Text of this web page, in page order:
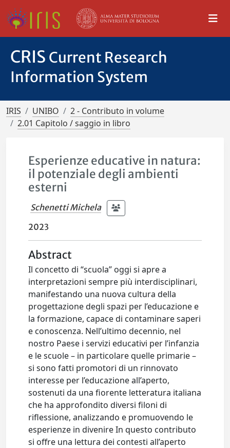
CRIS Current Research
Information System
IRIS UNIBO
2 - Contributo in volume
2.01 Capitolo / saggio in libro
Esperienze educative in natura:
il potenziale degli ambienti
esterni
Schenetti Michela
2023
Abstract
Il concetto di “scuola” oggi si apre a
interpretazioni sempre più interdisciplinari,
manifestando una nuova cultura della
progettazione degli spazi per l’educazione e
la formazione, capace di contaminare saperi
e conoscenza. Nell’ultimo decennio, nel
nostro Paese i servizi educativi per l’infanzia
e le scuole – in particolare quelle primarie –
si sono fatti promotori di un rinnovato
interesse per l’educazione all’aperto,
sostenuti da una fiorente letteratura italiana
che ha approfondito diversi filoni di
riflessione, analizzando e promuovendo le
esperienze in divenire In questo contributo
si offre una lettura dei contesti all’aperto